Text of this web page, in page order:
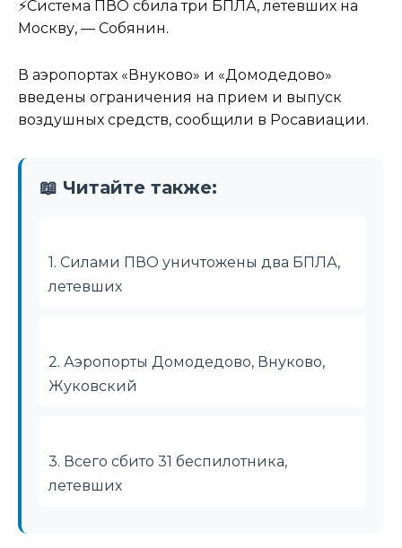
⚡️Система ПВО сбила три БПЛА, летевших на
Москву, — Собянин.
В аэропортах «Внуково» и «Домодедово»
введены ограничения на прием и выпуск
воздушных средств, сообщили в Росавиации.
📖 Читайте также:
1. Силами ПВО уничтожены два БПЛА,
летевших
2. Аэропорты Домодедово, Внуково,
Жуковский
3. Всего сбито 31 беспилотника,
летевших